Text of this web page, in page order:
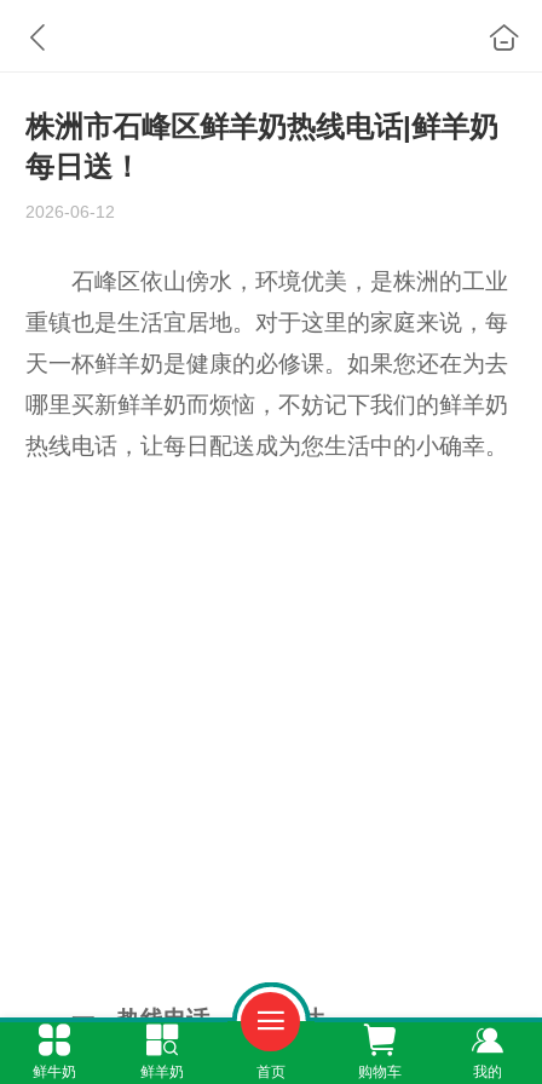
株洲市石峰区鲜羊奶热线电话|鲜羊奶
每日送！
2026-06-12
石峰区依山傍水，环境优美，是株洲的工业
重镇也是生活宜居地。对于这里的家庭来说，每
天一杯鲜羊奶是健康的必修课。如果您还在为去
哪里买新鲜羊奶而烦恼，不妨记下我们的鲜羊奶
热线电话，让每日配送成为您生活中的小确幸。
一、热线电话，一通即达
鲜牛奶 鲜羊奶 首页 购物车 我的